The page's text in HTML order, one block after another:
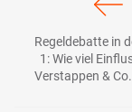
Regeldebatte in
1: Wie viel
Verstappen &